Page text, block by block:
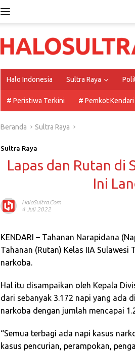
Halo Indonesia Sultra Raya
# Peristiwa Terkini # Pemkot Kendari
Beranda Sultra Raya
Sultra Raya
Lapas dan Rutan di
Ini
HaloSultra.com
4 Juli 2022
KENDARI – Tahanan Narapidana
Tahanan (Rutan) Kelas IIA
narkoba.
Hal itu disampaikan oleh Kepala
dari sebanyak 3.172 napi yang ada
narkoba dengan jumlah mencapai
“Semua terbagi ada napi kasus
kasus pencurian, perampokan,